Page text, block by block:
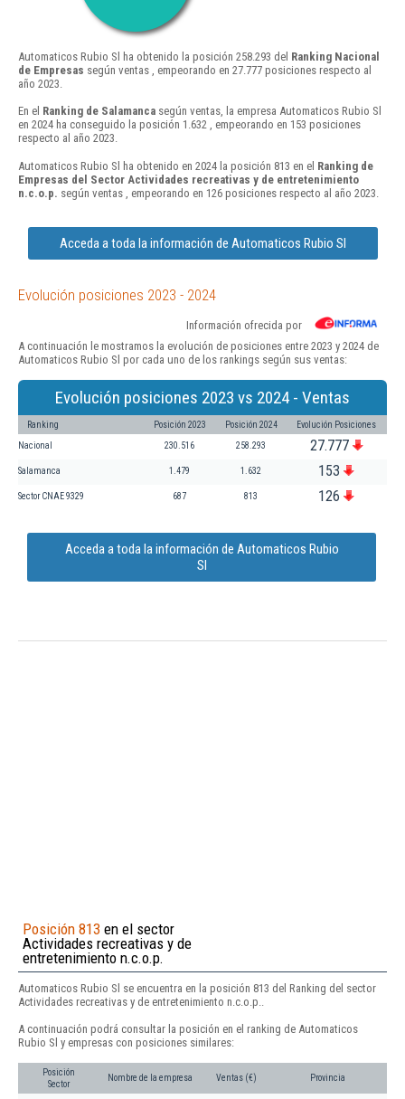
Automaticos Rubio Sl ha obtenido la posición 258.293 del Ranking Nacional
de Empresas según ventas , empeorando en 27.777 posiciones respecto al
año 2023.
En el Ranking de Salamanca según ventas, la empresa Automaticos Rubio Sl
en 2024 ha conseguido la posición 1.632 , empeorando en 153 posiciones
respecto al año 2023.
Automaticos Rubio Sl ha obtenido en 2024 la posición 813 en el Ranking de
Empresas del Sector Actividades recreativas y de entretenimiento
n.c.o.p. según ventas , empeorando en 126 posiciones respecto al año 2023.
Acceda a toda la información de Automaticos Rubio Sl
Evolución posiciones 2023 - 2024
Información ofrecida por
A continuación le mostramos la evolución de posiciones entre 2023 y 2024 de
Automaticos Rubio Sl por cada uno de los rankings según sus ventas:
Evolución posiciones 2023 vs 2024 - Ventas
Ranking Posición 2023 Posición 2024 Evolución Posiciones
Nacional 230.516 258.293 27.777
Salamanca 1.479 1.632 153
Sector CNAE 9329 687 813 126
Acceda a toda la información de Automaticos Rubio
Sl
Posición 813 en el sector
Actividades recreativas y de
entretenimiento n.c.o.p.
Automaticos Rubio Sl se encuentra en la posición 813 del Ranking del sector
Actividades recreativas y de entretenimiento n.c.o.p..
A continuación podrá consultar la posición en el ranking de Automaticos
Rubio Sl y empresas con posiciones similares:
Posición
Sector
Nombre de la empresa Ventas (€) Provincia